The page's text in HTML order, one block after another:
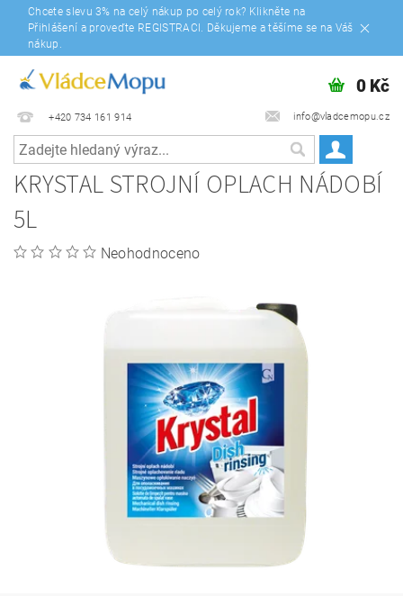
Chcete slevu 3% na celý nákup po celý rok? Klikněte na
Přihlášení a proveďte REGISTRACI. Děkujeme a těšíme se na Váš
nákup.
+420 734 161 914 info@vladcemopu.cz
0 Kč
KRYSTAL STROJNÍ OPLACH NÁDOBÍ
5L
Neohodnoceno